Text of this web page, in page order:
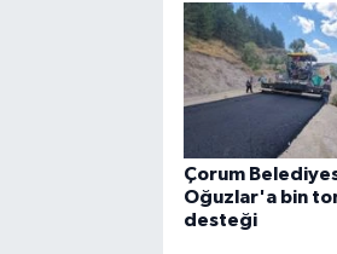
Çorum
Oğuzlar'a bin
desteği